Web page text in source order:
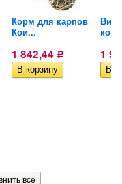
Корм для карпов
Кои...
1 842,44 Р 1